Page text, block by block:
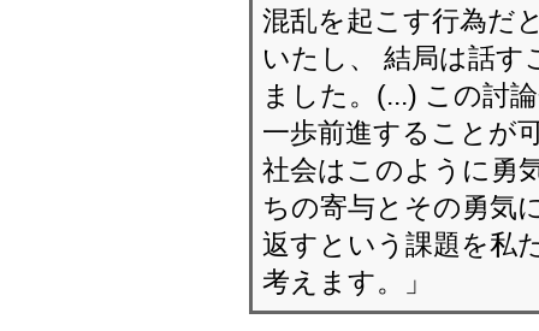
混乱を起こす行為だ
いたし、 結局は話
ました。(...) この討
一歩前進することが
社会はこのように勇
ちの寄与とその勇気
返すという課題を私
考えます。」